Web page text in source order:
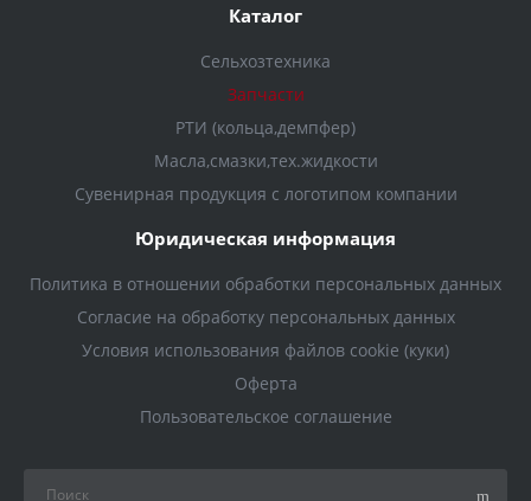
Каталог
Сельхозтехника
Запчасти
РТИ (кольца,демпфер)
Масла,смазки,тех.жидкости
Сувенирная продукция с логотипом компании
Юридическая информация
Политика в отношении обработки персональных данных
Согласие на обработку персональных данных
Условия использования файлов cookie (куки)
Оферта
Пользовательское соглашение